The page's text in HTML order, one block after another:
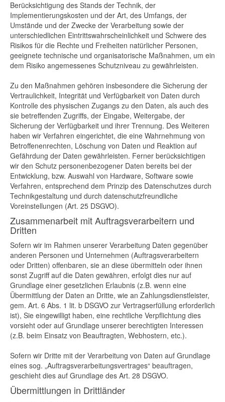
Berücksichtigung des Stands der Technik, der
Implementierungskosten und der Art, des Umfangs, der
Umstände und der Zwecke der Verarbeitung sowie der
unterschiedlichen Eintrittswahrscheinlichkeit und Schwere des
Risikos für die Rechte und Freiheiten natürlicher Personen,
geeignete technische und organisatorische Maßnahmen, um ein
dem Risiko angemessenes Schutzniveau zu gewährleisten.
Zu den Maßnahmen gehören insbesondere die Sicherung der
Vertraulichkeit, Integrität und Verfügbarkeit von Daten durch
Kontrolle des physischen Zugangs zu den Daten, als auch des
sie betreffenden Zugriffs, der Eingabe, Weitergabe, der
Sicherung der Verfügbarkeit und ihrer Trennung. Des Weiteren
haben wir Verfahren eingerichtet, die eine Wahrnehmung von
Betroffenenrechten, Löschung von Daten und Reaktion auf
Gefährdung der Daten gewährleisten. Ferner berücksichtigen
wir den Schutz personenbezogener Daten bereits bei der
Entwicklung, bzw. Auswahl von Hardware, Software sowie
Verfahren, entsprechend dem Prinzip des Datenschutzes durch
Technikgestaltung und durch datenschutzfreundliche
Voreinstellungen (Art. 25 DSGVO).
Zusammenarbeit mit Auftragsverarbeitern und
Dritten
Sofern wir im Rahmen unserer Verarbeitung Daten gegenüber
anderen Personen und Unternehmen (Auftragsverarbeitern
oder Dritten) offenbaren, sie an diese übermitteln oder ihnen
sonst Zugriff auf die Daten gewähren, erfolgt dies nur auf
Grundlage einer gesetzlichen Erlaubnis (z.B. wenn eine
Übermittlung der Daten an Dritte, wie an Zahlungsdienstleister,
gem. Art. 6 Abs. 1 lit. b DSGVO zur Vertragserfüllung erforderlich
ist), Sie eingewilligt haben, eine rechtliche Verpflichtung dies
vorsieht oder auf Grundlage unserer berechtigten Interessen
(z.B. beim Einsatz von Beauftragten, Webhostern, etc.).
Sofern wir Dritte mit der Verarbeitung von Daten auf Grundlage
eines sog. „Auftragsverarbeitungsvertrages“ beauftragen,
geschieht dies auf Grundlage des Art. 28 DSGVO.
Übermittlungen in Drittländer